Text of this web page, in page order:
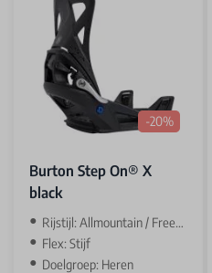
-20%
Burton Step On® X
black
Rijstijl: Allmountain / Freeride
Flex: Stijf
Doelgroep: Heren